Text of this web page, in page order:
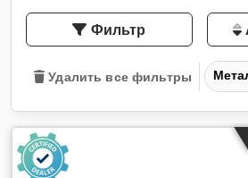
Фильтр
Удалить все фильтры